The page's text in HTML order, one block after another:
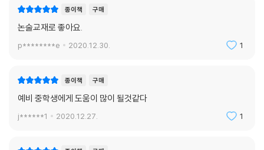
종이책 구매
논술교재로 좋아요.
p********e 2020.12.30. 1
종이책 구매
예비 중학생에게 도움이 많이 될것같다
j******1 2020.12.27. 1